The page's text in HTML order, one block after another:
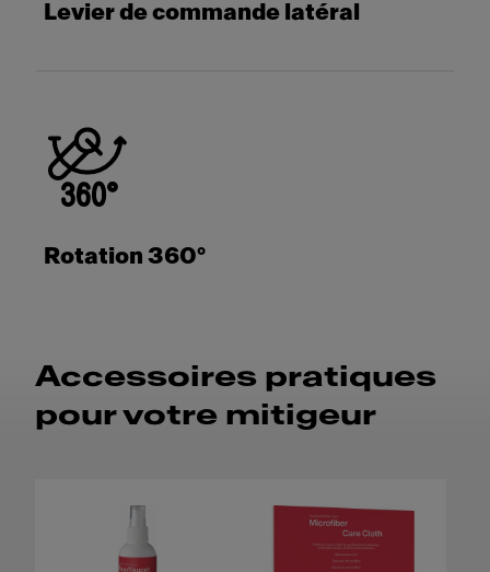
Levier de commande latéral
Rotation 360°
Accessoires pratiques
pour votre mitigeur